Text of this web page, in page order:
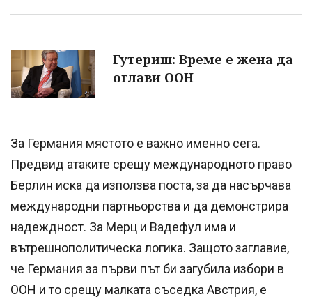
Гутериш: Време е жена да
оглави ООН
За Германия мястото е важно именно сега.
Предвид атаките срещу международното право
Берлин иска да използва поста, за да насърчава
международни партньорства и да демонстрира
надеждност. За Мерц и Вадефул има и
вътрешнополитическа логика. Защото заглавие,
че Германия за първи път би загубила избори в
ООН и то срещу малката съседка Австрия, е